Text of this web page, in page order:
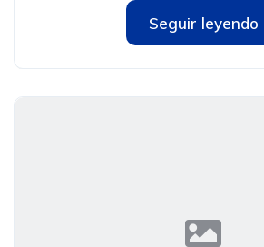
Seguir leyendo